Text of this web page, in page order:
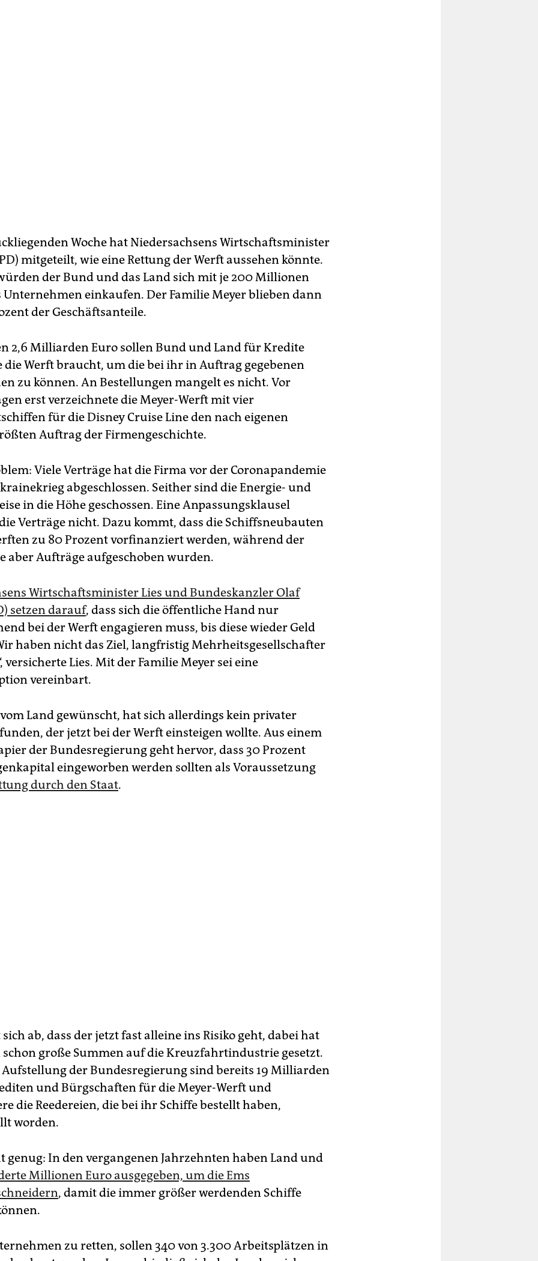
Woche hat Niedersachsens Wirtschaftsminister
mitgeteilt, wie eine Rettung der Werft aussehen könnte.
der Bund und das Land sich mit je 200 Millionen
Unternehmen einkaufen. Der Familie Meyer blieben dann
der Geschäftsanteile.
2,6 Milliarden Euro sollen Bund und Land für Kredite
die Werft braucht, um die bei ihr in Auftrag gegebenen
zu können. An Bestellungen mangelt es nicht. Vor
erst verzeichnete die Meyer-Werft mit vier
für die Disney Cruise Line den nach eigenen
Auftrag der Firmengeschichte.
Viele Verträge hat die Firma vor der Coronapandemie
abgeschlossen. Seither sind die Energie- und
in die Höhe geschossen. Eine Anpassungsklausel
Verträge nicht. Dazu kommt, dass die Schiffsneubauten
zu 80 Prozent vorfinanziert werden, während der
aber Aufträge aufgeschoben wurden.
Wirtschaftsminister Lies und Bundeskanzler Olaf
setzen darauf, dass sich die öffentliche Hand nur
bei der Werft engagieren muss, bis diese wieder Geld
haben nicht das Ziel, langfristig Mehrheitsgesellschafter
versicherte Lies. Mit der Familie Meyer sei eine
vereinbart.
Land gewünscht, hat sich allerdings kein privater
der jetzt bei der Werft einsteigen wollte. Aus einem
der Bundesregierung geht hervor, dass 30 Prozent
eingeworben werden sollten als Voraussetzung
durch den Staat.
sich ab, dass der jetzt fast alleine ins Risiko geht, dabei hat
große Summen auf die Kreuzfahrtindustrie gesetzt.
der Bundesregierung sind bereits 19 Milliarden
und Bürgschaften für die Meyer-Werft und
die Reedereien, die bei ihr Schiffe bestellt haben,
worden.
genug: In den vergangenen Jahrzehnten haben Land und
Millionen Euro ausgegeben, um die Ems
, damit die immer größer werdenden Schiffe
zu retten, sollen 340 von 3.300 Arbeitsplätzen in